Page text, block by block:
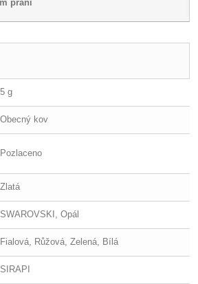
přání
5 g
Obecný kov
Pozlaceno
Zlatá
SWAROVSKI, Opál
Fialová, Růžová, Zelená, Bílá
SIRAPI